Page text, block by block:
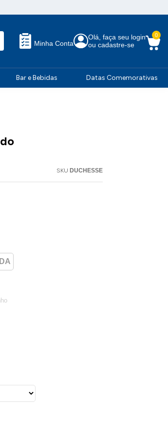
Minha Conta
Olá, faça seu login
ou cadastre-se
0
Bar e Bebidas Datas Comemorativas
SKU DUCHESSE